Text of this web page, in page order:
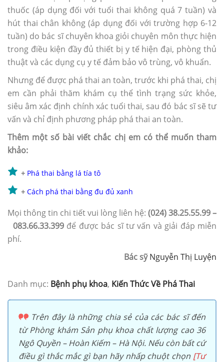
thuốc (áp dụng đối với tuổi thai không quá 7 tuần) và
hút thai chân không (áp dụng đối với trường hợp 6-12
tuần) do bác sĩ chuyên khoa giỏi chuyên môn thực hiện
trong điều kiện đầy đủ thiết bị y tế hiện đại, phòng thủ
thuật và các dụng cụ y tế đảm bảo vô trùng, vô khuẩn.
Nhưng để được phá thai an toàn, trước khi phá thai, chị
em cần phải thăm khám cụ thể tình trạng sức khỏe,
siêu âm xác định chính xác tuổi thai, sau đó bác sĩ sẽ tư
vấn và chỉ định phương pháp phá thai an toàn.
Thêm một số bài viết chắc chị em có thể muốn tham
khảo:
+ Phá thai bằng lá tía tô
+ Cách phá thai bằng đu đủ xanh
Mọi thông tin chi tiết vui lòng liên hệ: (024) 38.25.55.99 –
083.66.33.399 để được bác sĩ tư vấn và giải đáp miễn
phí.
Bác sỹNguyễn Thị Luyện
Danh mục: Bệnh phụ khoa, Kiến Thức Về Phá Thai
Trên đây là những chia sẻ của các bác sĩ đến
từ Phòng khám Sản phụ khoa chất lượng cao 36
Ngô Quyền – Hoàn Kiếm – Hà Nội. Nếu còn bất cứ
điều gì thắc mắc gì bạn hãy nhấp chuột chọn [Tư